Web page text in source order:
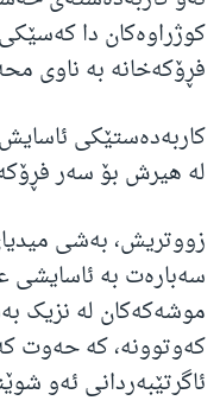
کوژراوه‌کان دا
فڕۆکه‌خانه‌ به‌ ناوی
کاربه‌ده‌ستێکی
له‌ هیرش بۆ سه‌ر
زووتریش، به‌شی
سه‌باره‌ت به‌ ئاسایشی
موشه‌که‌کان له‌ نزیک
که‌وتوونه‌، که‌ حه‌وت
ئاگرتێبه‌ردانی ئه‌و